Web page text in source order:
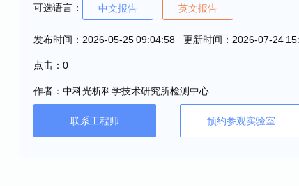
可选语言： 中文报告 英文报告
发布时间：2026-05-25 09:04:58 更新时间：2026-07-24
点击：0
作者：中科光析科学技术研究所检测中心
联系工程师 预约参观实验室